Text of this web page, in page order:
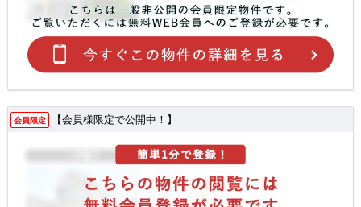
会員限定 【会員様限定で公開中！】